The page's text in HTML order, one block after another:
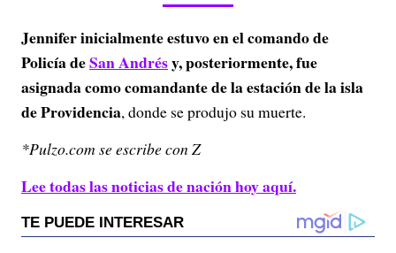
Jennifer inicialmente estuvo en el comando de
Policía deSan Andrésy, posteriormente, fue
asignada como comandante de la estación de la isla
de Providencia, donde se produjo su muerte.
*Pulzo.com se escribe con Z
Lee todas las noticias de nación hoy aquí.